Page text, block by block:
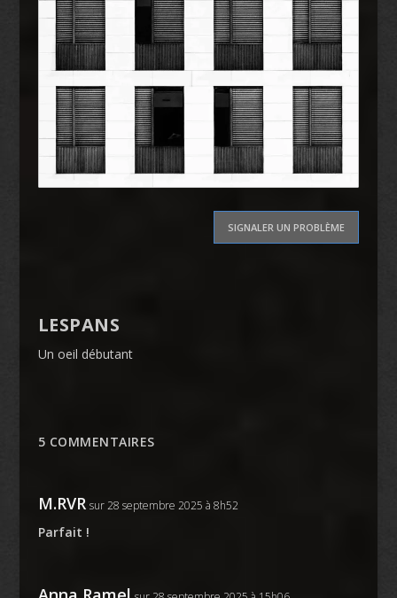
SIGNALER UN PROBLÈME
LESPANS
Un oeil débutant
5 COMMENTAIRES
M.RVR sur 28 septembre 2025 à 8h52
Parfait !